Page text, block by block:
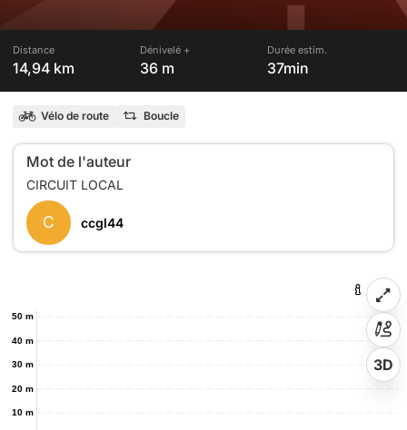
Distance
14,94 km
Dénivelé +
36 m
Durée estim.
37min
Vélo de route Boucle
Mot de l'auteur
C ccgl44
10 m
20 m
30 m
40 m
50 m
3D